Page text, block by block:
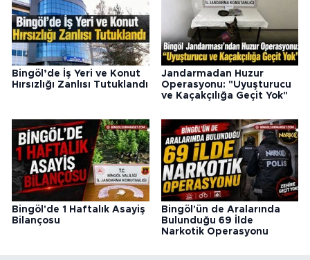
Bingöl’de İş Yeri ve Konut
Hırsızlığı Zanlısı Tutuklandı
Jandarmadan Huzur
Operasyonu: "Uyuşturucu
ve Kaçakçılığa Geçit Yok"
Bingöl'de 1 Haftalık Asayiş
Bilançosu
Bingöl'ün de Aralarında
Bulunduğu 69 İlde
Narkotik Operasyonu